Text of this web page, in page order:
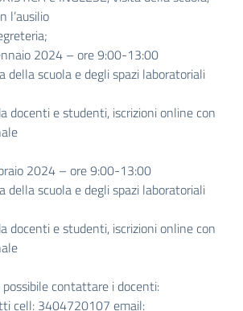
l’ausilio
2024 – ore 9:00-13:00
della scuola e degli spazi laboratoriali
docenti e studenti, iscrizioni online con
2024 – ore 9:00-13:00
della scuola e degli spazi laboratoriali
docenti e studenti, iscrizioni online con
contattare i docenti:
cell: 3404720107 email: